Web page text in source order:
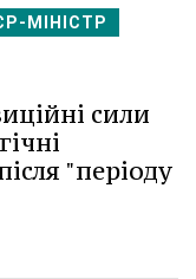
МІНІСТР
сили
"періоду